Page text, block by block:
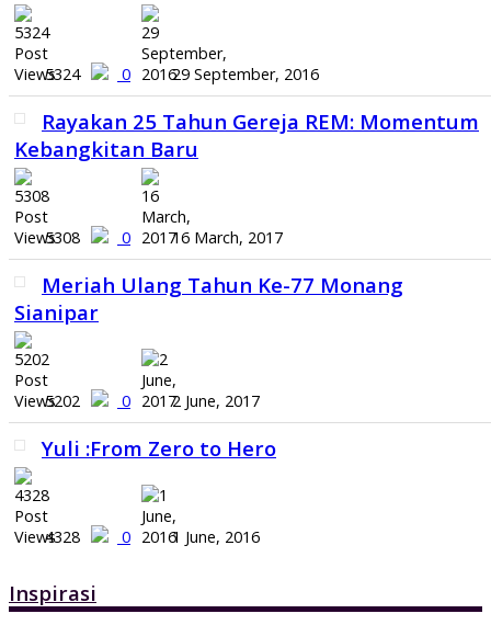
5324 0 29 September, 2016
Rayakan 25 Tahun Gereja REM: Momentum
Kebangkitan Baru
5308 0 16 March, 2017
Meriah Ulang Tahun Ke-77 Monang
Sianipar
5202 0 2 June, 2017
Yuli :From Zero to Hero
4328 0 1 June, 2016
Inspirasi